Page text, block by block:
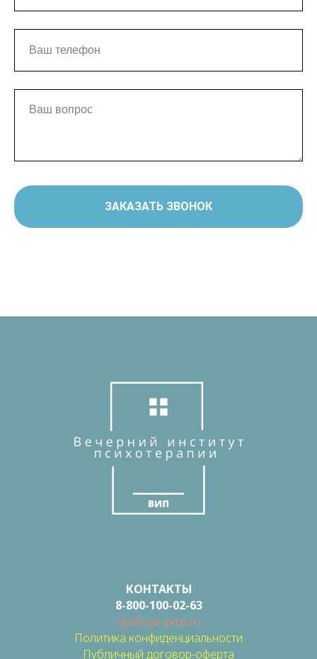
ЗАКАЗАТЬ ЗВОНОК
КОНТАКТЫ
8-800-100-02-63
vip@spb-ipmp.ru
Политика конфиденциальности
Публичный договор-оферта